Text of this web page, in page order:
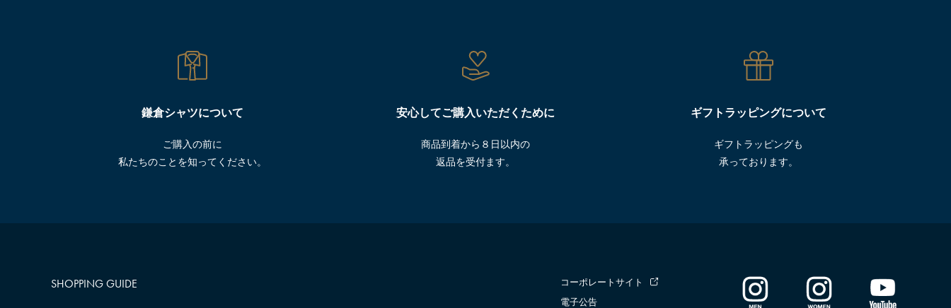
鎌倉シャツについて
ご購入の前に
私たちのことを知ってください。
安心してご購入いただくために
商品到着から８日以内の
返品を受付ます。
ギフトラッピングについて
ギフトラッピングも
承っております。
SHOPPING GUIDE
コーポレートサイト
電子公告